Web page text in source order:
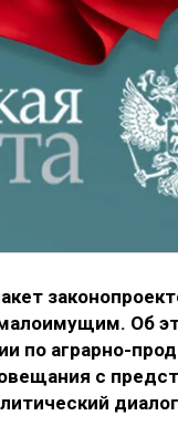
Об
по аграрно-
с